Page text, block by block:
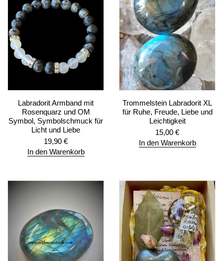
Labradorit Armband mit
Rosenquarz und OM
Symbol, Symbolschmuck für
Licht und Liebe
19,90 €
In den Warenkorb
Trommelstein Labradorit XL
für Ruhe, Freude, Liebe und
Leichtigkeit
15,00 €
In den Warenkorb